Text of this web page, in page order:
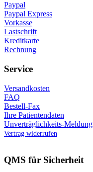
Paypal
Paypal Express
Vorkasse
Lastschrift
Kreditkarte
Rechnung
Service
Versandkosten
FAQ
Bestell-Fax
Ihre Patientendaten
Unverträglichkeits-Meldung
Vertrag widerrufen
QMS für Sicherheit